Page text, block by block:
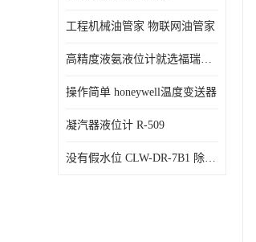
工程机械油管家 物联网油管家
高精度液氨液位计就选福瑞德仪表
操作简单 honeywell温度变送器
凝汽器液位计 R-509
没有假水位 CLW-DR-7B1 除氧器水位测量